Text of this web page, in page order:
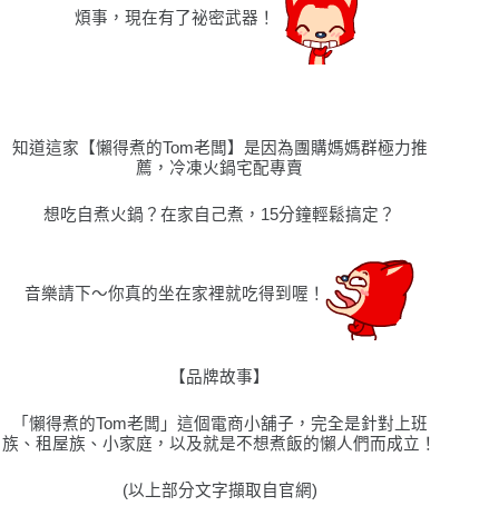
煩事，現在有了祕密武器！
知道這家【懶得煮的Tom老闆】是因為團購媽媽群極力推
薦，冷凍火鍋宅配專賣
想吃自煮火鍋？在家自己煮，15分鐘輕鬆搞定？
音樂請下〜你真的坐在家裡就吃得到喔！
【品牌故事】
「懶得煮的Tom老闆」這個電商小舖子，完全是針對上班
族、租屋族、小家庭，以及就是不想煮飯的懶人們而成立！
(以上部分文字擷取自官網)